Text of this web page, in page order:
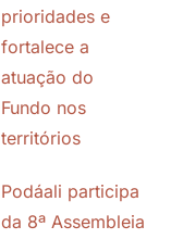
prioridades e
fortalece a
atuação do
Fundo nos
territórios
Podáali participa
da 8ª Assembleia